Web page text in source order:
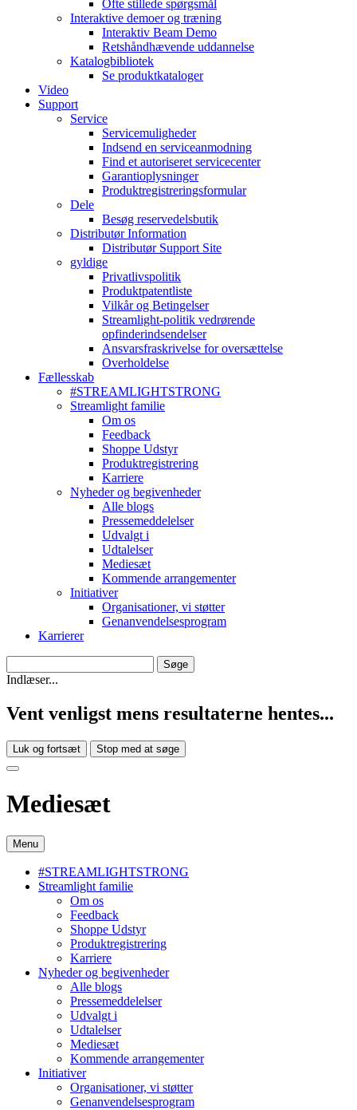
Ofte stillede spørgsmål
Interaktive demoer og træning
Interaktiv Beam Demo
Retshåndhævende uddannelse
Katalogbibliotek
Se produktkataloger
Video
Support
Service
Servicemuligheder
Indsend en serviceanmodning
Find et autoriseret servicecenter
Garantioplysninger
Produktregistreringsformular
Dele
Besøg reservedelsbutik
Distributør Information
Distributør Support Site
gyldige
Privatlivspolitik
Produktpatentliste
Vilkår og Betingelser
Streamlight-politik vedrørende
opfinderindsendelser
Ansvarsfraskrivelse for oversættelse
Overholdelse
Fællesskab
#STREAMLIGHTSTRONG
Streamlight familie
Om os
Feedback
Shoppe Udstyr
Produktregistrering
Karriere
Nyheder og begivenheder
Alle blogs
Pressemeddelelser
Udvalgt i
Udtalelser
Mediesæt
Kommende arrangementer
Initiativer
Organisationer, vi støtter
Genanvendelsesprogram
Karrierer
Indlæser...
Vent venligst mens resultaterne hentes...
Luk og fortsæt Stop med at søge
Mediesæt
Menu
#STREAMLIGHTSTRONG
Streamlight familie
Om os
Feedback
Shoppe Udstyr
Produktregistrering
Karriere
Nyheder og begivenheder
Alle blogs
Pressemeddelelser
Udvalgt i
Udtalelser
Mediesæt
Kommende arrangementer
Initiativer
Organisationer, vi støtter
Genanvendelsesprogram